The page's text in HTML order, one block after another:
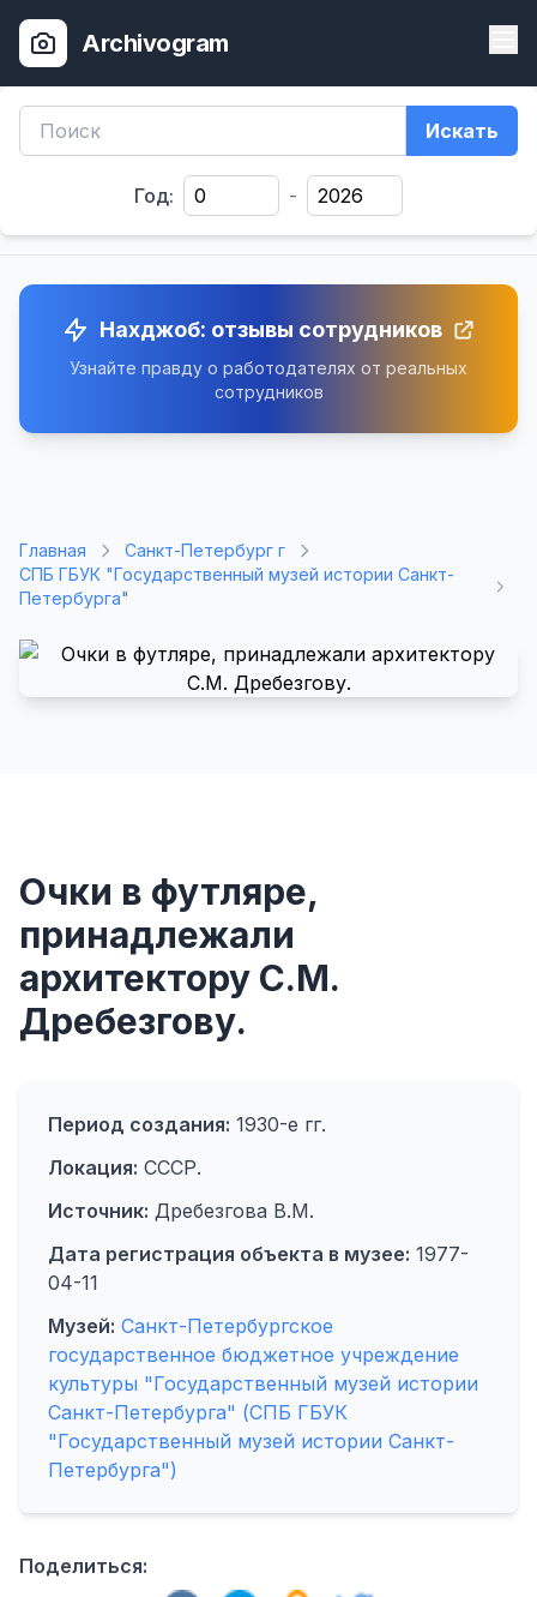
Archivogram
Искать
Год: -
Нахджоб: отзывы сотрудников
Узнайте правду о работодателях от реальных
сотрудников
Главная
Санкт-Петербург г
СПБ ГБУК "Государственный музей истории Санкт-
Петербурга"
Очки в футляре,
принадлежали
архитектору С.М.
Дребезгову.
Период создания: 1930-е гг.
Локация: СССР.
Источник: Дребезгова В.М.
Дата регистрация объекта в музее: 1977-
04-11
Музей: Санкт-Петербургское
государственное бюджетное учреждение
культуры "Государственный музей истории
Санкт-Петербурга" (СПБ ГБУК
"Государственный музей истории Санкт-
Петербурга")
Поделиться: